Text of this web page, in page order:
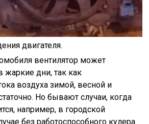
двигателя.
вентилятор может
жаркие дни, так как
воздуха зимой, весной и
Но бывают случаи, когда
например, в городской
без работоспособного кулера